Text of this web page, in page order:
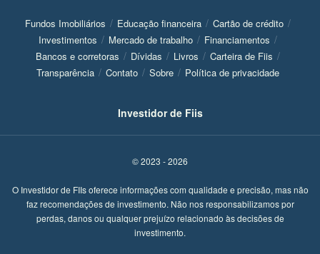
Fundos Imobiliários Educação financeira
Cartão de crédito
Investimentos
Mercado de trabalho
Financiamentos
Bancos e corretoras
Dívidas Livros
Carteira de Fiis
Transparência
Contato Sobre Política de privacidade
Investidor de Fiis
© 2023 - 2026
O Investidor de FIIs oferece informações com qualidade e precisão, mas não
faz recomendações de investimento. Não nos responsabilizamos por
perdas, danos ou qualquer prejuízo relacionado às decisões de
investimento.